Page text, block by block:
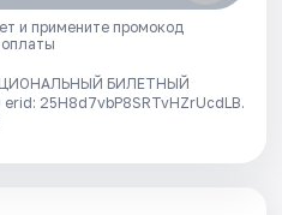
и примените промокод
БИЛЕТНЫЙ
25H8d7vbP8SRTvHZrUcdLB.